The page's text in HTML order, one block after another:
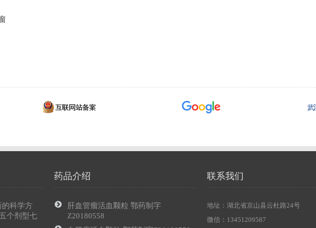
科学方
个剂型七
药品介绍
肝血管瘤活血颗粒 鄂药制字
Z20180558
联系我们
地址：湖北省京山县云杜路24号
微信：13451209587